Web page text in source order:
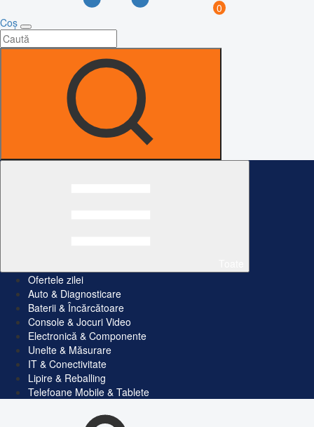
0
Coș
Ofertele zilei
Auto & Diagnosticare
Baterii & Încărcătoare
Console & Jocuri Video
Electronică & Componente
Unelte & Măsurare
IT & Conectivitate
Lipire & Reballing
Telefoane Mobile & Tablete